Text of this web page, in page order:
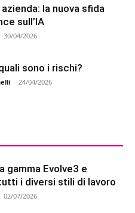
la nuova sfida
sull’IA
30/04/2026
sono i rischi?
- 24/04/2026
gamma Evolve3 e
i diversi stili di lavoro
02/07/2026